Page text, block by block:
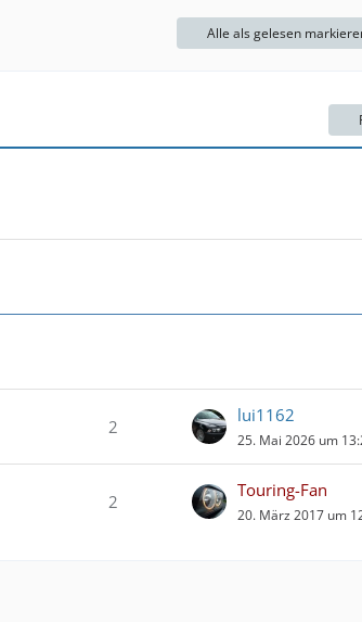
Alle als gelesen
2
lui1162
25. Mai 2026 um
2
Touring-Fan
20. März 2017 um